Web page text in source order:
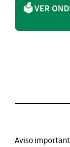
🗳️VER
Aviso